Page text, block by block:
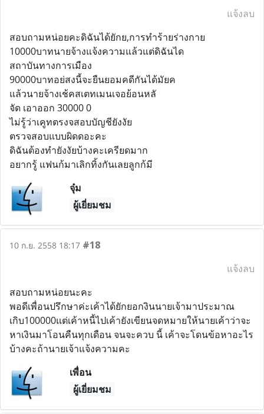
แจ้งลบ
สอบถามหน่อยคะดิฉันได้ยักย,การทำร้ายร่างกาย
10000บาทนายจ้างแจ้งความแล้วแต่ดิฉันได
สถาบันทางการเมือง
90000บาทอย่สงนี้จะยืนยอมคดีกันได้มัยค
แล้วนายจ้างเช้คสเตทเมนเจอย้อนหลั
จัด เอาออก 30000 0
ไม่รู้ว่าเคูทตรงจสอบบัญชียังงัย
ตรวจสอบแบบผิดดอะคะ
ดิฉันต้องทำยังงัยบ้างคะเครียดมาก
อยากรู้ แฟนก้มาเลิกทิ้งกันเลยลูกก้มี
จุ๋ม
ผู้เยี่ยมชม
10 ก.ย. 2558 18:17 #18
แจ้งลบ
สอบถามหน่อยนะคะ
พอดีเพื่อนปรึกษาค่ะเค้าได้ยักยอกงินนายเจ้ามาประมาณ
เกิบ100000แต่เค้าหนี้ไปเค้ายังเขียนจดหมายให้นายเค้าว่าจะ
หาเงินมาโอนคืนทุกเดือน จนจะควบ นี้ เค้าจะโดนข้อหาอะไร
บ้างคะถ้านายเจ้าแจ้งความคะ
เพื่อน
ผู้เยี่ยมชม